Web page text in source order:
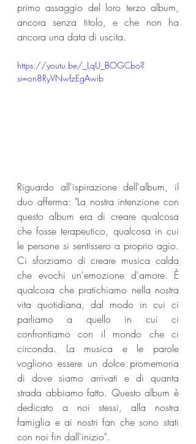
primo assaggio del loro terzo album,
ancora senza titolo, e che non ha
ancora una data di uscita.
https://youtu.be/_LqU_BOGCbo?
si=on8RyVNwfzEgAwib
Riguardo all'ispirazione dell'album, il
duo afferma: "La nostra intenzione con
questo album era di creare qualcosa
che fosse terapeutico, qualcosa in cui
le persone si sentissero a proprio agio.
Ci sforziamo di creare musica calda
che evochi un'emozione d'amore. È
qualcosa che pratichiamo nella nostra
vita quotidiana, dal modo in cui ci
parliamo a quello in cui ci
confrontiamo con il mondo che ci
circonda. La musica e le parole
vogliono essere un dolce promemoria
di dove siamo arrivati e di quanta
strada abbiamo fatto. Questo album è
dedicato a noi stessi, alla nostra
famiglia e ai nostri fan che sono stati
con noi fin dall'inizio".